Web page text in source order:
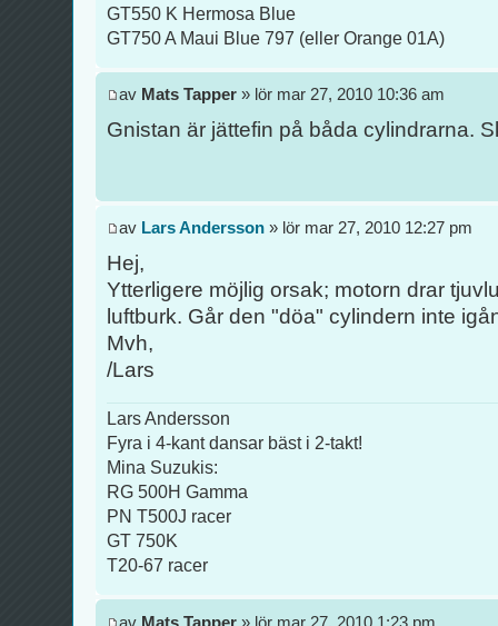
GT550 K Hermosa Blue
GT750 A Maui Blue 797 (eller Orange 01A)
av Mats Tapper » lör mar 27, 2010 10:36 am
Gnistan är jättefin på båda cylindrarna.
av Lars Andersson » lör mar 27, 2010 12:27 pm
Hej,
Ytterligere möjlig orsak; motorn drar
luftburk. Går den "döa" cylindern inte
Mvh,
/Lars
Lars Andersson
Fyra i 4-kant dansar bäst i 2-takt!
Mina Suzukis:
RG 500H Gamma
PN T500J racer
GT 750K
T20-67 racer
av Mats Tapper » lör mar 27, 2010 1:23 pm